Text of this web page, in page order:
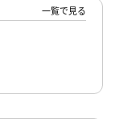
一覧で見る